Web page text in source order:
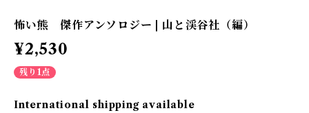
怖い熊 傑作アンソロジー | 山と渓谷社（編）
¥2,530
残り1点
International shipping available